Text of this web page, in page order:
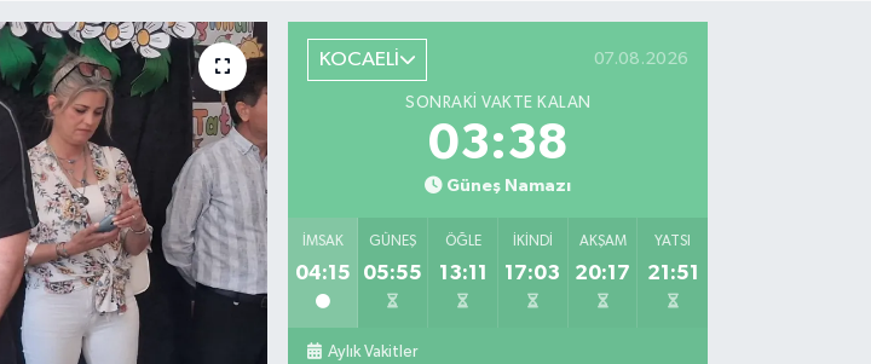
KOCAELİ 07.08.2026
SONRAKI VAKTE KALAN
03:37
Güneş Namazı
İMSAK
04:15
GÜNEŞ
05:55
ÖĞLE
13:11
İKINDI
17:03
AKŞAM
20:17
YATSI
21:51
Aylık Vakitler